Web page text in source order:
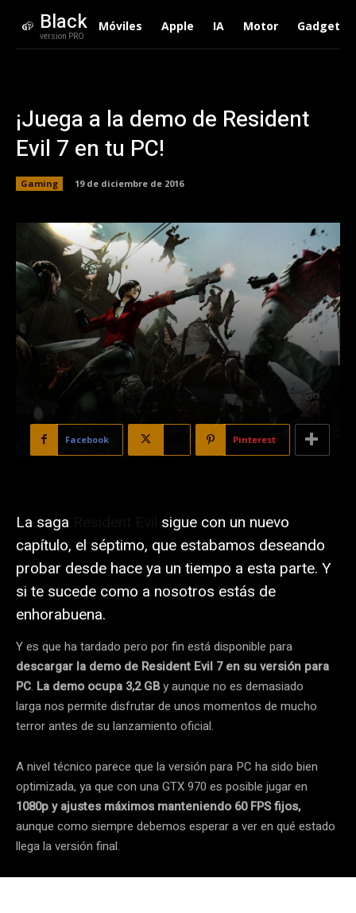
Black
version PRO
Móviles Apple IA Motor Gadgets
¡Juega a la demo de Resident
Evil 7 en tu PC!
Gaming 19 de diciembre de 2016
Facebook Pinterest
La saga
sigue con un nuevo
capítulo, el séptimo, que estabamos deseando
probar desde hace ya un tiempo a esta parte. Y
si te sucede como a nosotros estás de
enhorabuena.
Y es que ha tardado pero por fin está disponible para
descargar la demo de Resident Evil 7 en su versión para
PC. La demo ocupa 3,2 GBy aunque no es demasiado
larga nos permite disfrutar de unos momentos de mucho
terror antes de su lanzamiento oficial.
A nivel técnico parece que la versión para PC ha sido bien
optimizada, ya que con una GTX 970 es posible jugar en
1080p y ajustes máximos manteniendo 60 FPS fijos,
aunque como siempre debemos esperar a ver en qué estado
llega la versión final.